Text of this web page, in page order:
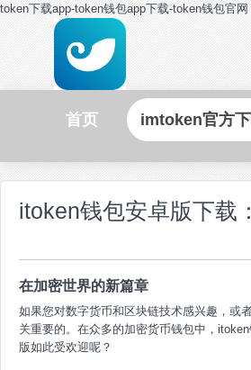
token下载app-token钱包app下载-token钱包官网
首页 imtoken官方
itoken钱包安卓版下载
在加密世界的新篇章
如果您对数字货币和区块链技术感兴趣，或
关重要的。在众多的加密货币钱包中，
版如此受欢迎呢？